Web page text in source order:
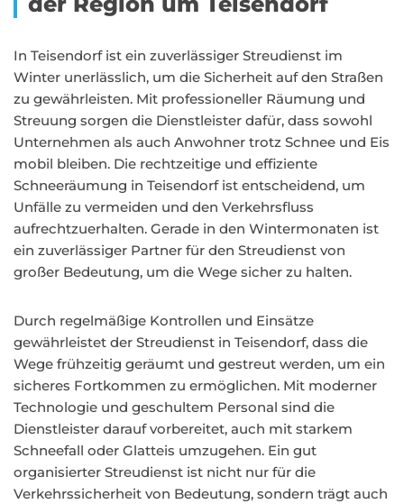
In Teisendorf ist ein zuverlässiger Streudienst im
Winter unerlässlich, um die Sicherheit auf den Straßen
zu gewährleisten. Mit professioneller Räumung und
Streuung sorgen die Dienstleister dafür, dass sowohl
Unternehmen als auch Anwohner trotz Schnee und Eis
mobil bleiben. Die rechtzeitige und effiziente
Schneeräumung in Teisendorf ist entscheidend, um
Unfälle zu vermeiden und den Verkehrsfluss
aufrechtzuerhalten. Gerade in den Wintermonaten ist
ein zuverlässiger Partner für den Streudienst von
großer Bedeutung, um die Wege sicher zu halten.
Durch regelmäßige Kontrollen und Einsätze
gewährleistet der Streudienst in Teisendorf, dass die
Wege frühzeitig geräumt und gestreut werden, um ein
sicheres Fortkommen zu ermöglichen. Mit moderner
Technologie und geschultem Personal sind die
Dienstleister darauf vorbereitet, auch mit starkem
Schneefall oder Glatteis umzugehen. Ein gut
organisierter Streudienst ist nicht nur für die
Verkehrssicherheit von Bedeutung, sondern trägt auch